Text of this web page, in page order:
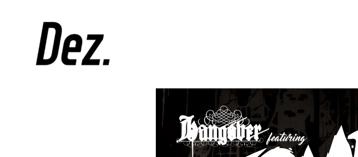
DEZ
デ
ザ
イ
ン
事